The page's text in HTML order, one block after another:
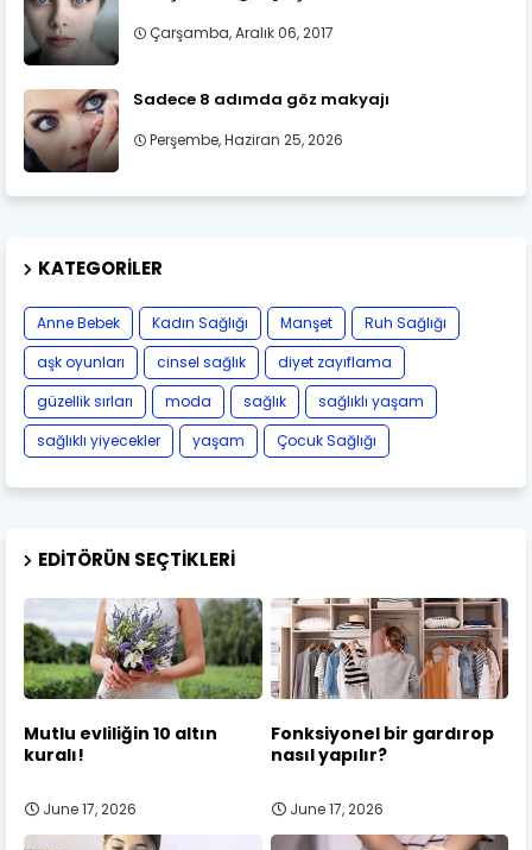
Çarşamba, Aralık 06, 2017
Sadece 8 adımda göz makyajı
Perşembe, Haziran 25, 2026
KATEGORILER
Anne Bebek Kadın Sağlığı Manşet
Ruh Sağlığı
aşk oyunları
cinsel sağlık
diyet zayıflama
güzellik sırları
moda sağlık
sağlıklı yaşam
sağlıklı yiyecekler
yaşam Çocuk Sağlığı
EDITÖRÜN SEÇTIKLERI
Mutlu evliliğin 10 altın
kuralı!
June 17, 2026
Fonksiyonel bir gardırop
nasıl yapılır?
June 17, 2026